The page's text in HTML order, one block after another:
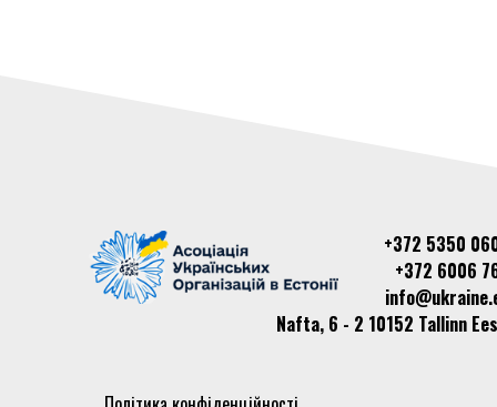
+372 5350
+372 6006
Nafta, 6 - 2 10152 Tallinn